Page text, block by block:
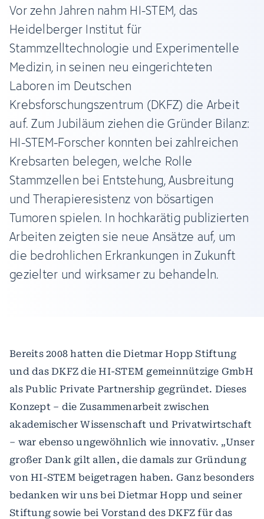
Vor zehn Jahren nahm HI-STEM, das
Heidelberger Institut für
Stammzelltechnologie und Experimentelle
Medizin, in seinen neu eingerichteten
Laboren im Deutschen
Krebsforschungszentrum (DKFZ) die Arbeit
auf. Zum Jubiläum ziehen die Gründer Bilanz:
HI-STEM-Forscher konnten bei zahlreichen
Krebsarten belegen, welche Rolle
Stammzellen bei Entstehung, Ausbreitung
und Therapieresistenz von bösartigen
Tumoren spielen. In hochkarätig publizierten
Arbeiten zeigten sie neue Ansätze auf, um
die bedrohlichen Erkrankungen in Zukunft
gezielter und wirksamer zu behandeln.
Bereits 2008 hatten die Dietmar Hopp Stiftung
und das DKFZ die HI-STEM gemeinnützige GmbH
als Public Private Partnership gegründet. Dieses
Konzept – die Zusammenarbeit zwischen
akademischer Wissenschaft und Privatwirtschaft
– war ebenso ungewöhnlich wie innovativ. „Unser
großer Dank gilt allen, die damals zur Gründung
von HI-STEM beigetragen haben. Ganz besonders
bedanken wir uns bei Dietmar Hopp und seiner
Stiftung sowie bei Vorstand des DKFZ für das